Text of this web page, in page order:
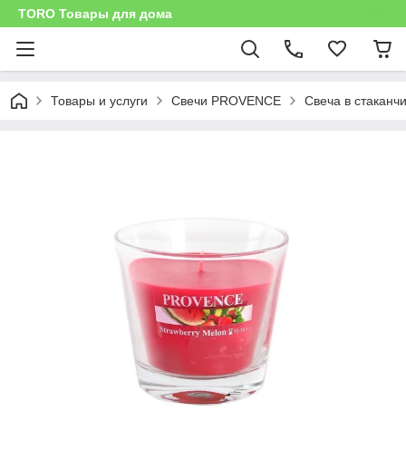
TORO Товары для дома
Товары и услуги Свечи PROVENCE Свеча в